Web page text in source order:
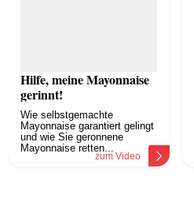
Hilfe, meine Mayonnaise
gerinnt!
Wie selbstgemachte
Mayonnaise garantiert gelingt
und wie Sie geronnene
Mayonnaise retten...
zum Video